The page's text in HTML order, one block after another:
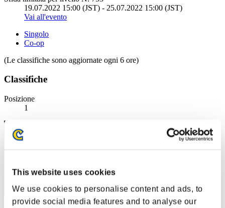
This website uses cookies
We use cookies to personalise content and ads, to
provide social media features and to analyse our
19.07.2022 15:00 (JST) - 25.07.2022 15:00 (JST)
Vai all'evento
Singolo
Co-op
(Le classifiche sono aggiornate ogni 6 ore)
Classifiche
Posizione
1